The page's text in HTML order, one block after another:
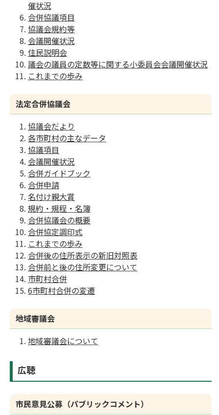
催状況
合併協議項目
協議会規約等
会議開催状況
住民説明会
議会の議員の定数等に関する小委員会会議開催状況
これまでの歩み
法定合併協議会
協議会だより
各市町村の主なデータ
協議項目
会議開催状況
合併ガイドブック
合併申請
名付け親大賞
規約・規程・名簿
合併協議会の概要
合併協定調印式
これまでの歩み
合併後の住所表示の新旧対照表
合併前と後の住所変更について
市町村合併
6市町村合併の変遷
地域審議会
地域審議会について
広聴
市民意見公募（パブリックコメント）